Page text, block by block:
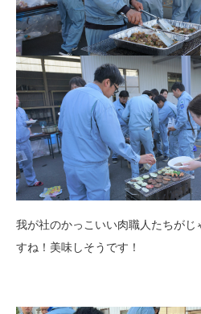
我が社のかっこいい肉職人たちがじ
すね！美味しそうです！